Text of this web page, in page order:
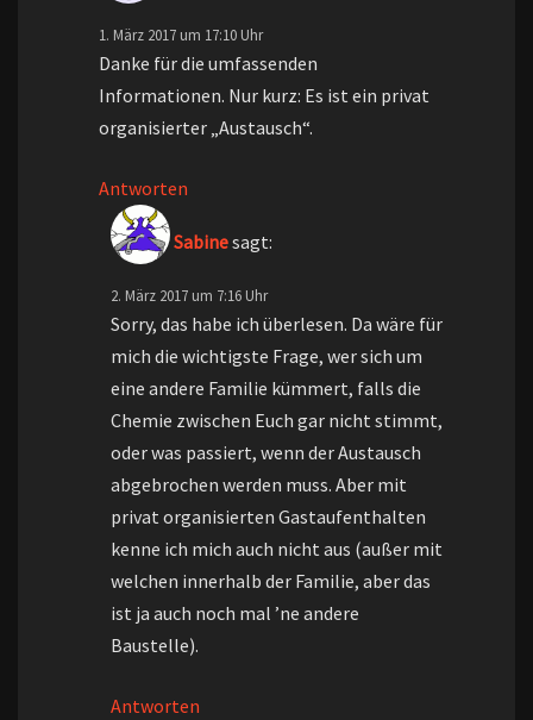
1. März 2017 um 17:10 Uhr
Danke für die umfassenden
Informationen. Nur kurz: Es ist ein privat
organisierter „Austausch“.
Antworten
Sabinesagt:
2. März 2017 um 7:16 Uhr
Sorry, das habe ich überlesen. Da wäre für
mich die wichtigste Frage, wer sich um
eine andere Familie kümmert, falls die
Chemie zwischen Euch gar nicht stimmt,
oder was passiert, wenn der Austausch
abgebrochen werden muss. Aber mit
privat organisierten Gastaufenthalten
kenne ich mich auch nicht aus (außer mit
welchen innerhalb der Familie, aber das
ist ja auch noch mal ’ne andere
Baustelle).
Antworten